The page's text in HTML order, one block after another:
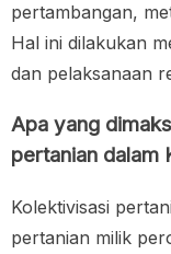
pertambangan,
Hal ini dilakukan
dan pelaksanaan
Apa yang
pertanian dalam
Kolektivisasi
pertanian milik